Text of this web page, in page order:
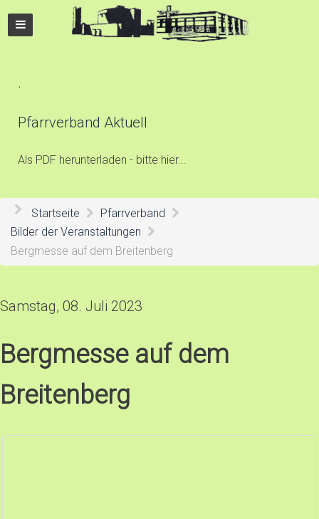
.
Pfarrverband Aktuell
Als PDF herunterladen - bitte hier...
Startseite
Pfarrverband
Bilder der Veranstaltungen
Bergmesse auf dem Breitenberg
Samstag, 08. Juli 2023
Bergmesse auf dem
Breitenberg